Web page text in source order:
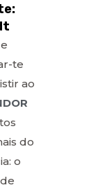
te
ao
do
o